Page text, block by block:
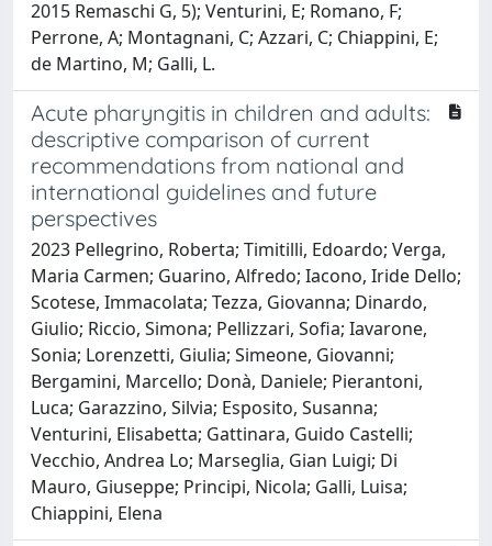
2015 Remaschi G, 5); Venturini, E; Romano, F;
Perrone, A; Montagnani, C; Azzari, C; Chiappini, E;
de Martino, M; Galli, L.
Acute pharyngitis in children and adults:
descriptive comparison of current
recommendations from national and
international guidelines and future
perspectives
2023 Pellegrino, Roberta; Timitilli, Edoardo; Verga,
Maria Carmen; Guarino, Alfredo; Iacono, Iride Dello;
Scotese, Immacolata; Tezza, Giovanna; Dinardo,
Giulio; Riccio, Simona; Pellizzari, Sofia; Iavarone,
Sonia; Lorenzetti, Giulia; Simeone, Giovanni;
Bergamini, Marcello; Donà, Daniele; Pierantoni,
Luca; Garazzino, Silvia; Esposito, Susanna;
Venturini, Elisabetta; Gattinara, Guido Castelli;
Vecchio, Andrea Lo; Marseglia, Gian Luigi; Di
Mauro, Giuseppe; Principi, Nicola; Galli, Luisa;
Chiappini, Elena